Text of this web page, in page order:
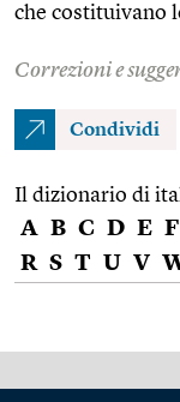
che costituivano
Correzioni e
Condividi
Il dizionario di
A B C D E F
R S T U V